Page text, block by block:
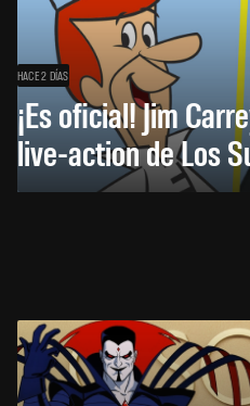
HACE 2 DÍAS
¡Es oficial! Jim
live-action de Los